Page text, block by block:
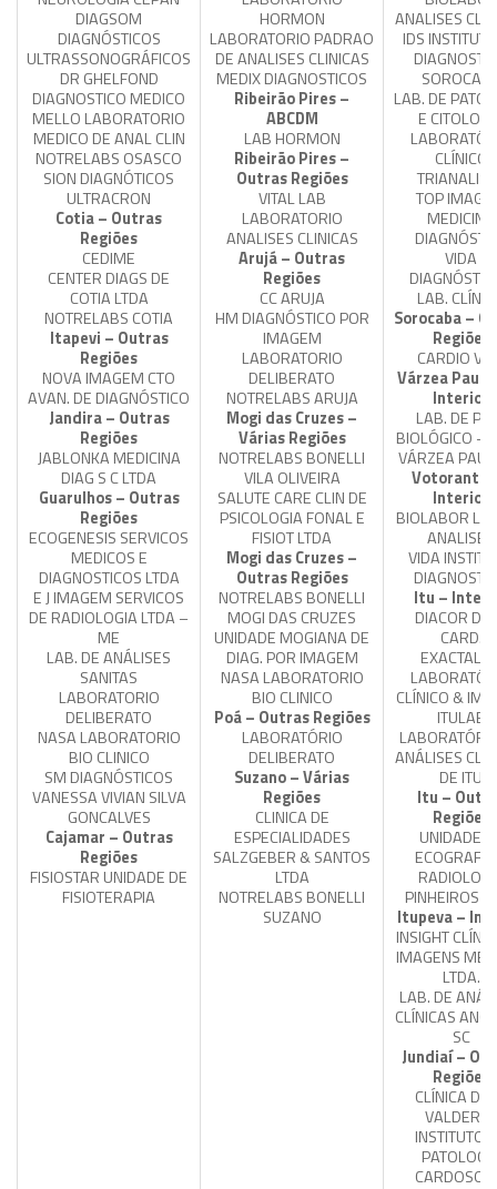
DIAGSOM
DIAGNÓSTICOS
ULTRASSONOGRÁFICOS
DR GHELFOND
DIAGNOSTICO MEDICO
MELLO LABORATORIO
MEDICO DE ANAL CLIN
NOTRELABS OSASCO
SION DIAGNÓTICOS
ULTRACRON
Cotia – Outras
Regiões
CEDIME
CENTER DIAGS DE
COTIA LTDA
NOTRELABS COTIA
Itapevi – Outras
Regiões
NOVA IMAGEM CTO
AVAN. DE DIAGNÓSTICO
Jandira – Outras
Regiões
JABLONKA MEDICINA
DIAG S C LTDA
Guarulhos – Outras
Regiões
ECOGENESIS SERVICOS
MEDICOS E
DIAGNOSTICOS LTDA
E J IMAGEM SERVICOS
DE RADIOLOGIA LTDA –
ME
LAB. DE ANÁLISES
SANITAS
LABORATORIO
DELIBERATO
NASA LABORATORIO
BIO CLINICO
SM DIAGNÓSTICOS
VANESSA VIVIAN SILVA
GONCALVES
Cajamar – Outras
Regiões
FISIOSTAR UNIDADE DE
FISIOTERAPIA
HORMON
LABORATORIO PADRAO
DE ANALISES CLINICAS
MEDIX DIAGNOSTICOS
Ribeirão Pires –
ABCDM
LAB HORMON
Ribeirão Pires –
Outras Regiões
VITAL LAB
LABORATORIO
ANALISES CLINICAS
Arujá – Outras
Regiões
CC ARUJA
HM DIAGNÓSTICO POR
IMAGEM
LABORATORIO
DELIBERATO
NOTRELABS ARUJA
Mogi das Cruzes –
Várias Regiões
NOTRELABS BONELLI
VILA OLIVEIRA
SALUTE CARE CLIN DE
PSICOLOGIA FONAL E
FISIOT LTDA
Mogi das Cruzes –
Outras Regiões
NOTRELABS BONELLI
MOGI DAS CRUZES
UNIDADE MOGIANA DE
DIAG. POR IMAGEM
NASA LABORATORIO
BIO CLINICO
Poá – Outras Regiões
LABORATÓRIO
DELIBERATO
Suzano – Várias
Regiões
CLINICA DE
ESPECIALIDADES
SALZGEBER & SANTOS
LTDA
NOTRELABS BONELLI
SUZANO
ANALISES
IDS
LAB. DE
E
CLÍNICO
TOP
MEDICINA
VIDA
LAB.
Sorocaba –
Regiões
CARDIO
Várzea
Interior
LAB. DE P.
BIOLÓGICO –
VÁRZEA
Interior
BIOLABOR
ANALISES
VIDA
Itu –
DIACOR
CARD.
CLÍNICO &
ITULAB
ANÁLISES
DE ITU
Itu –
Regiões
UNIDADE
PINHEIROS
Itupeva –
INSIGHT
IMAGENS
LTDA.
LAB. DE
CLÍNICAS
SC
Jundiaí –
Regiões
CLÍNICA
VALDEREZ
INSTITUTO
CARDOSO